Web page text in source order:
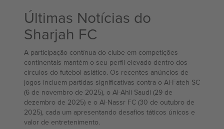
Últimas Notícias do
Sharjah FC
A participação contínua do clube em competições
continentais mantém o seu perfil elevado dentro dos
círculos do futebol asiático. Os recentes anúncios de
jogos incluem partidas significativas contra o Al-Fateh SC
(6 de novembro de 2025), o Al-Ahli Saudi (29 de
dezembro de 2025) e o Al-Nassr FC (30 de outubro de
2025), cada um apresentando desafios táticos únicos e
valor de entretenimento.